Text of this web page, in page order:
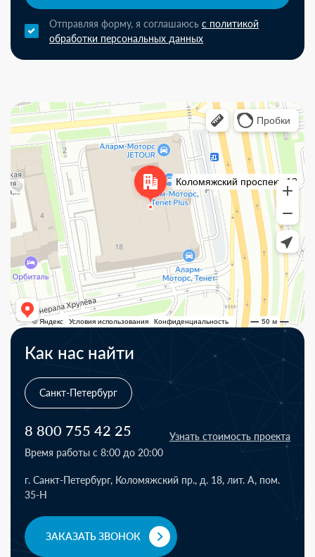
Отправляя форму, я соглашаюсь с политикой
обработки персональных данных
Как нас найти
Санкт-Петербург
8 800 755 42 25
Время работы с 8:00 до 20:00
Узнать стоимость проекта
г. Санкт-Петербург, Коломяжский пр., д. 18, лит. А, пом.
35-Н
ЗАКАЗАТЬ ЗВОНОК